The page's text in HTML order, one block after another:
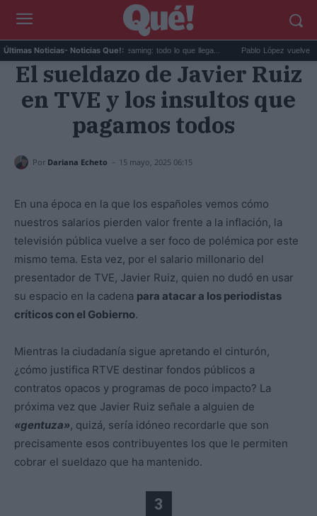
Últimas Noticias- Noticias Que!:
Estrenos de agosto en streaming: todo lo que llega... Pablo López vuelve con
El sueldazo de Javier Ruiz
en TVE y los insultos que
pagamos todos
Por Dariana Echeto - 15 mayo, 2025 06:15
En una época en la que los españoles vemos cómo
nuestros salarios pierden valor frente a la inflación, la
televisión pública vuelve a ser foco de polémica por este
mismo tema. Esta vez, por el salario millonario del
presentador de TVE, Javier Ruiz, quien no dudó en usar
su espacio en la cadena para atacar a los periodistas
críticos con el Gobierno.
Mientras la ciudadanía sigue apretando el cinturón,
¿cómo justifica RTVE destinar fondos públicos a
contratos opacos y programas de poco impacto? La
próxima vez que Javier Ruiz señale a alguien de
«gentuza», quizá, sería idóneo recordarle que son
precisamente esos contribuyentes los que le permiten
cobrar el sueldazo que ha mantenido.
3